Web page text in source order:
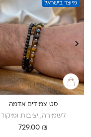
מיוצר בישראל
סט צמידים אדמה
לשמירה, יציבות ומיקוד
729.00 ₪